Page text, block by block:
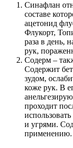
Синафлан
составе
ацетонид
Флукорт,
раза в день,
рук,
Содерм –
Содержит
зудом,
коже рук. В
проходит
и угрями.
применению.